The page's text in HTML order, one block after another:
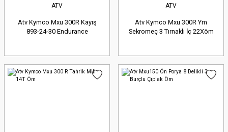
ATV
Atv Kymco Mxu 300R Kayış
893-24-30 Endurance
ATV
Atv Kymco Mxu 300R Ym
Sekromeç 3 Tırnaklı İç 22Xöm